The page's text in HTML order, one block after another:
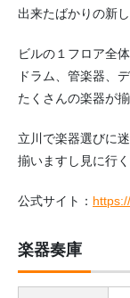
出来たばかりの新
ビルの１フロア全
ドラム、管楽器、
たくさんの楽器が揃
立川で楽器選びに
揃いますし見に行
公式サイト：
楽器奏庫